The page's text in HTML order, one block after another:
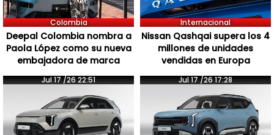
Colombia
Deepal Colombia nombra a
Paola López como su nueva
embajadora de marca
Internacional
Nissan Qashqai supera los 4
millones de unidades
vendidas en Europa
Jul 17 /26 22:51 Jul 17 /26 17:28